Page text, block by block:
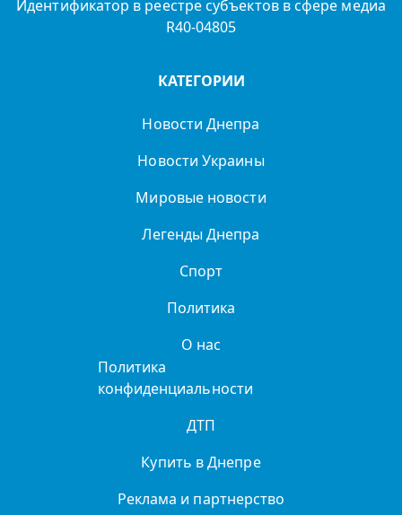
Идентификатор в реестре субъектов в сфере медиа
R40-04805
КАТЕГОРИИ
Новости Днепра
Новости Украины
Мировые новости
Легенды Днепра
Спорт
Политика
О нас
Политика
конфиденциальности
ДТП
Купить в Днепре
Реклама и партнерство